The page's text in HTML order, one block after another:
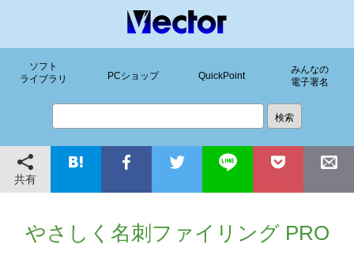
ソフト
ライブラリ
PCショップ QuickPoint
みんなの
電子署名
共有
やさしく名刺ファイリング PRO